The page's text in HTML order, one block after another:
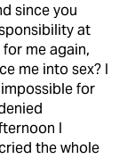
since you
at
me again,
me into sex? I
for
I
the whole